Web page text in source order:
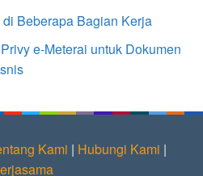
Beberapa Bagian Kerja
e-Meterai untuk Dokumen
Kami | Hubungi Kami |